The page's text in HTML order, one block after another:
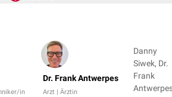
in
Dr. Frank Antwerpes
Arzt | Ärztin
Danny
Siwek, Dr.
Frank